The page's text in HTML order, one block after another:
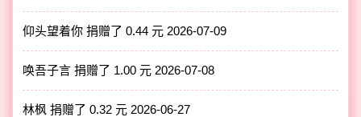
仰头望着你 捐赠了 0.44 元 2026-07-09
唤吾子言 捐赠了 1.00 元 2026-07-08
林枫 捐赠了 0.32 元 2026-06-27